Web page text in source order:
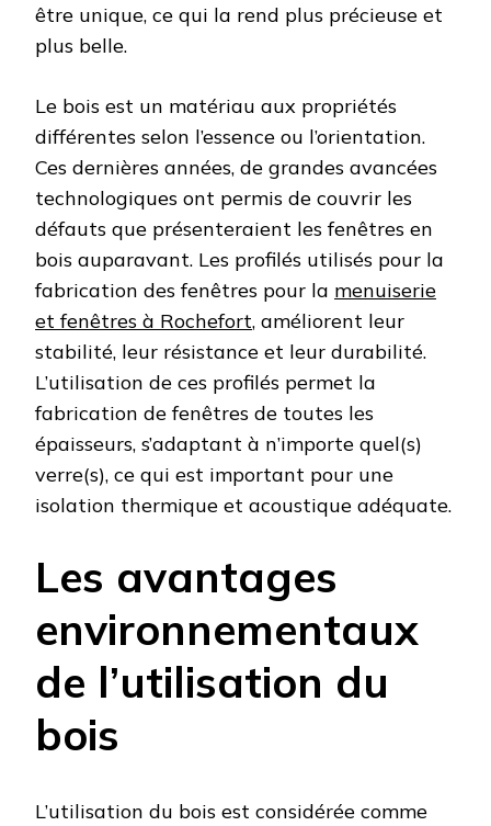
être unique, ce qui la rend plus précieuse et
plus belle.
Le bois est un matériau aux propriétés
différentes selon l’essence ou l’orientation.
Ces dernières années, de grandes avancées
technologiques ont permis de couvrir les
défauts que présenteraient les fenêtres en
bois auparavant. Les profilés utilisés pour la
fabrication des fenêtres pour la menuiserie
et fenêtres à Rochefort, améliorent leur
stabilité, leur résistance et leur durabilité.
L’utilisation de ces profilés permet la
fabrication de fenêtres de toutes les
épaisseurs, s’adaptant à n’importe quel(s)
verre(s), ce qui est important pour une
isolation thermique et acoustique adéquate.
Les avantages
environnementaux
de l’utilisation du
bois
L’utilisation du bois est considérée comme